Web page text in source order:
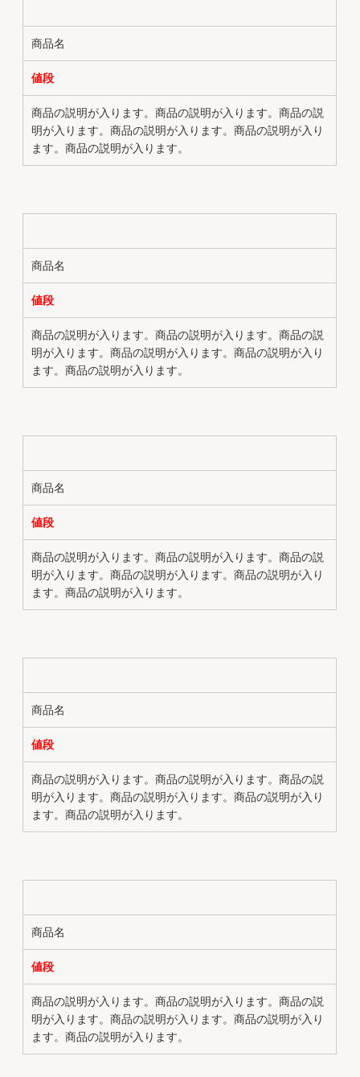
商品名
値段
商品の説明が入ります。商品の説明が入ります。商品の説
明が入ります。商品の説明が入ります。商品の説明が入り
ます。商品の説明が入ります。
商品名
値段
商品の説明が入ります。商品の説明が入ります。商品の説
明が入ります。商品の説明が入ります。商品の説明が入り
ます。商品の説明が入ります。
商品名
値段
商品の説明が入ります。商品の説明が入ります。商品の説
明が入ります。商品の説明が入ります。商品の説明が入り
ます。商品の説明が入ります。
商品名
値段
商品の説明が入ります。商品の説明が入ります。商品の説
明が入ります。商品の説明が入ります。商品の説明が入り
ます。商品の説明が入ります。
商品名
値段
商品の説明が入ります。商品の説明が入ります。商品の説
明が入ります。商品の説明が入ります。商品の説明が入り
ます。商品の説明が入ります。